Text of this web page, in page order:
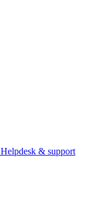
Helpdesk & support